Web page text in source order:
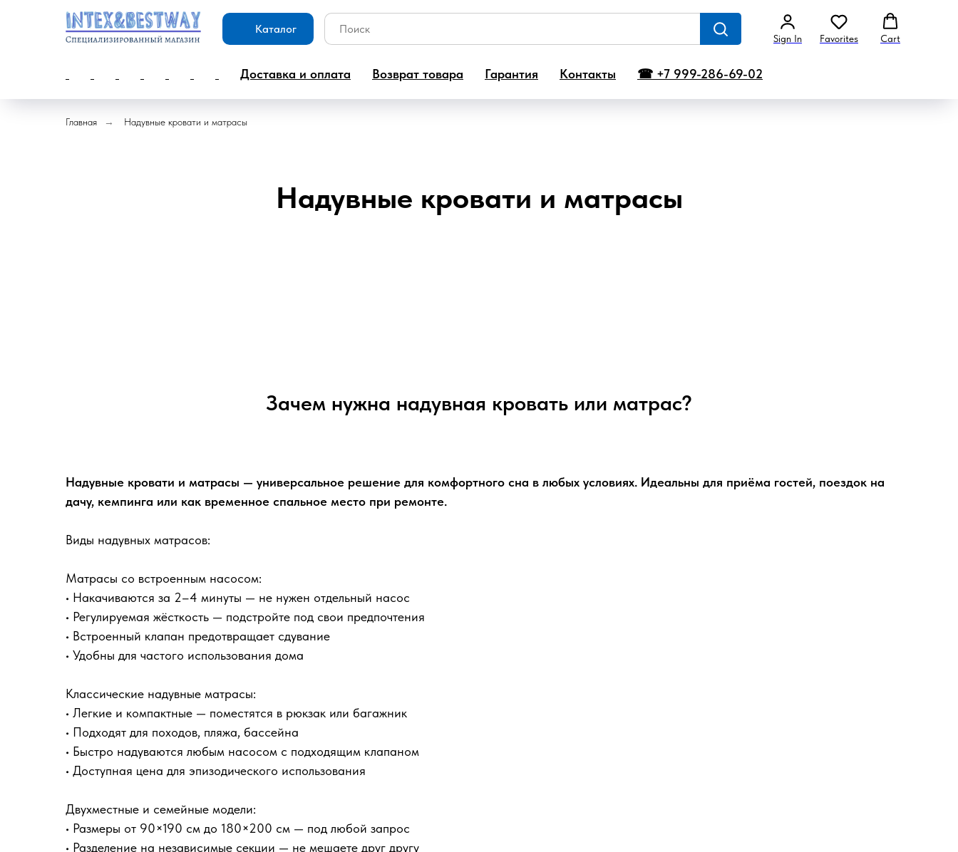
Каталог
Sign In Favorites Cart
Доставка и оплата Возврат товара Гарантия Контакты ☎ +7 999-286-69-02
Главная → Надувные кровати и матрасы
Надувные кровати и матрасы
Зачем нужна надувная кровать или матрас?
Надувные кровати и матрасы — универсальное решение для комфортного сна в любых условиях. Идеальны для приёма гостей, поездок на
дачу, кемпинга или как временное спальное место при ремонте.
Виды надувных матрасов:
Матрасы со встроенным насосом:
• Накачиваются за 2–4 минуты — не нужен отдельный насос
• Регулируемая жёсткость — подстройте под свои предпочтения
• Встроенный клапан предотвращает сдувание
• Удобны для частого использования дома
Классические надувные матрасы:
• Легкие и компактные — поместятся в рюкзак или багажник
• Подходят для походов, пляжа, бассейна
• Быстро надуваются любым насосом с подходящим клапаном
• Доступная цена для эпизодического использования
Двухместные и семейные модели:
• Размеры от 90×190 см до 180×200 см — под любой запрос
• Разделение на независимые секции — не мешаете друг другу